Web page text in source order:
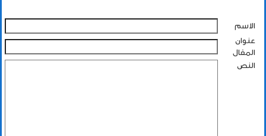
الاسم
عنوان
المقال
النص